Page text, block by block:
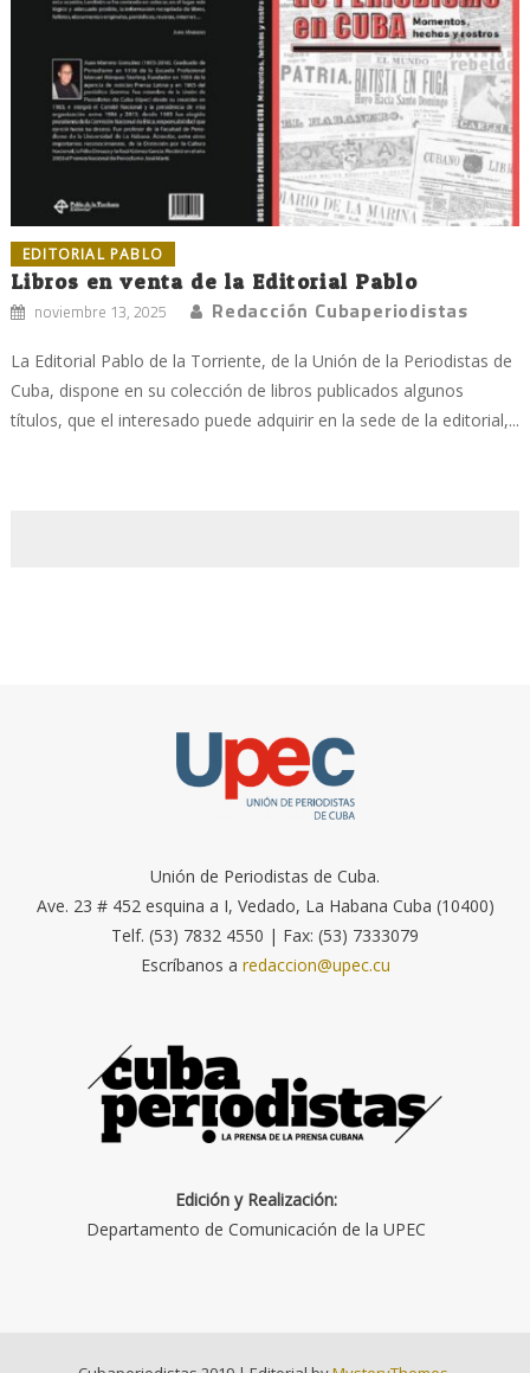
EDITORIAL PABLO
Libros en venta de la Editorial Pablo
noviembre 13, 2025 Redacción Cubaperiodistas
La Editorial Pablo de la Torriente, de la Unión de la Periodistas de
Cuba, dispone en su colección de libros publicados algunos
títulos, que el interesado puede adquirir en la sede de la editorial,...
Unión de Periodistas de Cuba.
Ave. 23 # 452 esquina a I, Vedado, La Habana Cuba (10400)
Telf. (53) 7832 4550 | Fax: (53) 7333079
Escríbanos a redaccion@upec.cu
Edición y Realización:
Departamento de Comunicación de la UPEC